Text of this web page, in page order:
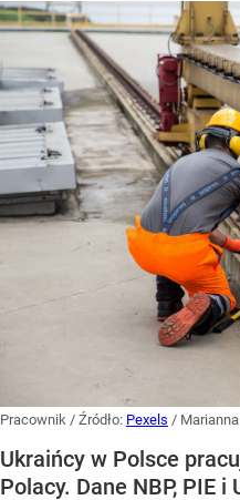
Pracownik / Źródło: Pexels /
Ukraińcy w Polsce
Polacy. Dane NBP, PIE